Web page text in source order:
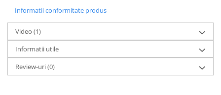
Informatii conformitate produs
Video (1)
Informatii utile
Review-uri(0)